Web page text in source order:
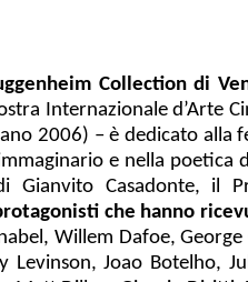
Collection di
Internazionale d’Arte
2006) – è dedicato alla
e nella
Casadonte, il
che hanno
Willem Dafoe,
Joao Botelho,